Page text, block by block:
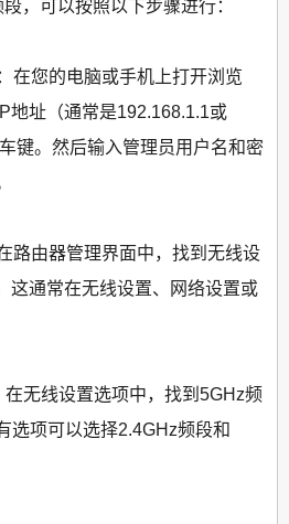
，可以按照以下步骤进行：
在您的电脑或手机上打开浏览
地址（通常是192.168.1.1或
键。然后输入管理员用户名和密
路由器管理界面中，找到无线设
这通常在无线设置、网络设置或
无线设置选项中，找到5GHz频
选项可以选择2.4GHz频段和